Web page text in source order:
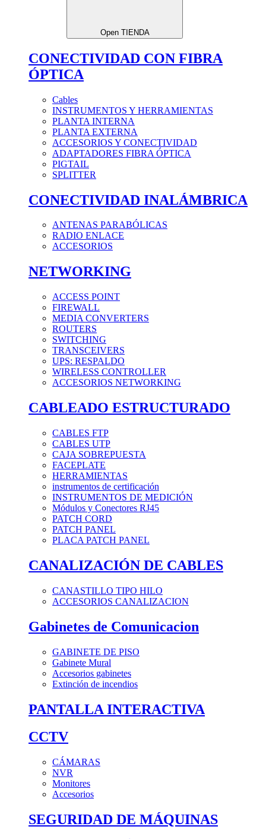
Open TIENDA
CONECTIVIDAD CON FIBRA
ÓPTICA
Cables
INSTRUMENTOS Y HERRAMIENTAS
PLANTA INTERNA
PLANTA EXTERNA
ACCESORIOS Y CONECTIVIDAD
ADAPTADORES FIBRA ÓPTICA
PIGTAIL
SPLITTER
CONECTIVIDAD INALÁMBRICA
ANTENAS PARABÓLICAS
RADIO ENLACE
ACCESORIOS
NETWORKING
ACCESS POINT
FIREWALL
MEDIA CONVERTERS
ROUTERS
SWITCHING
TRANSCEIVERS
UPS: RESPALDO
WIRELESS CONTROLLER
ACCESORIOS NETWORKING
CABLEADO ESTRUCTURADO
CABLES FTP
CABLES UTP
CAJA SOBREPUESTA
FACEPLATE
HERRAMIENTAS
instrumentos de certificación
INSTRUMENTOS DE MEDICIÓN
Módulos y Conectores RJ45
PATCH CORD
PATCH PANEL
PLACA PATCH PANEL
CANALIZACIÓN DE CABLES
CANASTILLO TIPO HILO
ACCESORIOS CANALIZACION
Gabinetes de Comunicacion
GABINETE DE PISO
Gabinete Mural
Accesorios gabinetes
Extinción de incendios
PANTALLA INTERACTIVA
CCTV
CÁMARAS
NVR
Monitores
Accesorios
SEGURIDAD DE MÁQUINAS